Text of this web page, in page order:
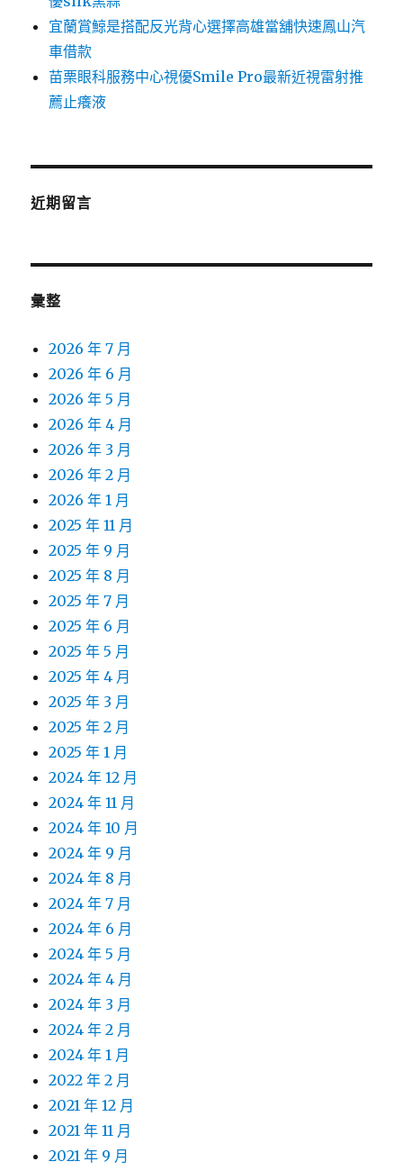
宜蘭賞鯨是搭配反光背心選擇高雄當舖快速鳳山汽
車借款
苗栗眼科服務中心視優Smile Pro最新近視雷射推
薦止癢液
近期留言
彙整
2026 年 7 月
2026 年 6 月
2026 年 5 月
2026 年 4 月
2026 年 3 月
2026 年 2 月
2026 年 1 月
2025 年 11 月
2025 年 9 月
2025 年 8 月
2025 年 7 月
2025 年 6 月
2025 年 5 月
2025 年 4 月
2025 年 3 月
2025 年 2 月
2025 年 1 月
2024 年 12 月
2024 年 11 月
2024 年 10 月
2024 年 9 月
2024 年 8 月
2024 年 7 月
2024 年 6 月
2024 年 5 月
2024 年 4 月
2024 年 3 月
2024 年 2 月
2024 年 1 月
2022 年 2 月
2021 年 12 月
2021 年 11 月
2021 年 9 月